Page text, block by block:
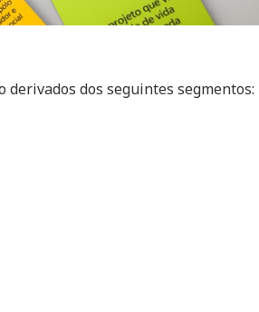
dos seguintes segmentos: